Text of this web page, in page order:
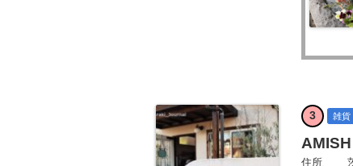
3 雑貨
AMISH
住所